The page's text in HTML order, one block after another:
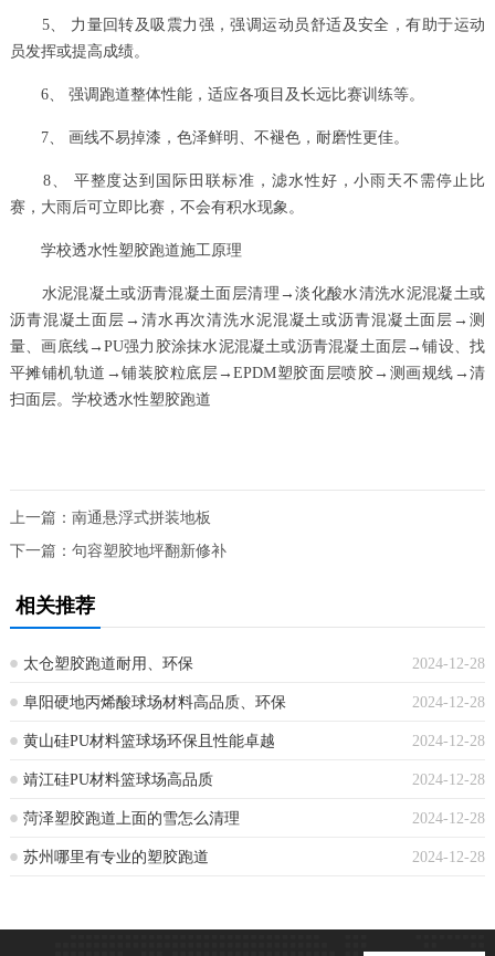
5、 力量回转及吸震力强，强调运动员舒适及安全，有助于运动
员发挥或提高成绩。
6、 强调跑道整体性能，适应各项目及长远比赛训练等。
7、 画线不易掉漆，色泽鲜明、不褪色，耐磨性更佳。
8、 平整度达到国际田联标准，滤水性好，小雨天不需停止比
赛，大雨后可立即比赛，不会有积水现象。
学校透水性塑胶跑道施工原理
水泥混凝土或沥青混凝土面层清理→淡化酸水清洗水泥混凝土或
沥青混凝土面层→清水再次清洗水泥混凝土或沥青混凝土面层→测
量、画底线→PU强力胶涂抹水泥混凝土或沥青混凝土面层→铺设、找
平摊铺机轨道→铺装胶粒底层→EPDM塑胶面层喷胶→测画规线→清
扫面层。学校透水性塑胶跑道
上一篇： 南通悬浮式拼装地板
下一篇： 句容塑胶地坪翻新修补
相关推荐
2024-12-28
太仓塑胶跑道耐用、环保
2024-12-28
阜阳硬地丙烯酸球场材料高品质、环保
2024-12-28
黄山硅PU材料篮球场环保且性能卓越
2024-12-28
靖江硅PU材料篮球场高品质
2024-12-28
菏泽塑胶跑道上面的雪怎么清理
2024-12-28
苏州哪里有专业的塑胶跑道